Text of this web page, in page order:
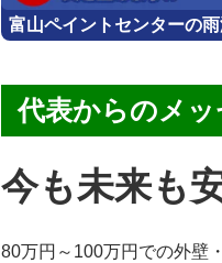
富山ペイントセンターの
代表からのメッ
今も未来も
80万円～100万円での外壁